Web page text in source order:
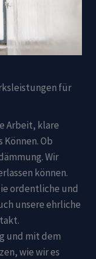
für
Arbeit, klare
Ob
Wir
können.
ordentliche und
unsere ehrliche
und mit dem
wie wir es